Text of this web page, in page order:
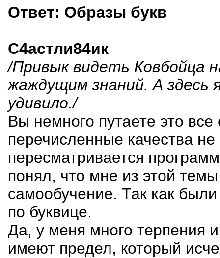
Ответ: Образы букв
С4астли84ик
/Привык видеть Ковбойца
жаждущим знаний. А здесь
удивило./
Вы немного путаете это
перечисленные качества не
пересматривается
понял, что мне из этой
самообучение. Так как
по буквице.
Да, у меня много терпения
имеют предел, который